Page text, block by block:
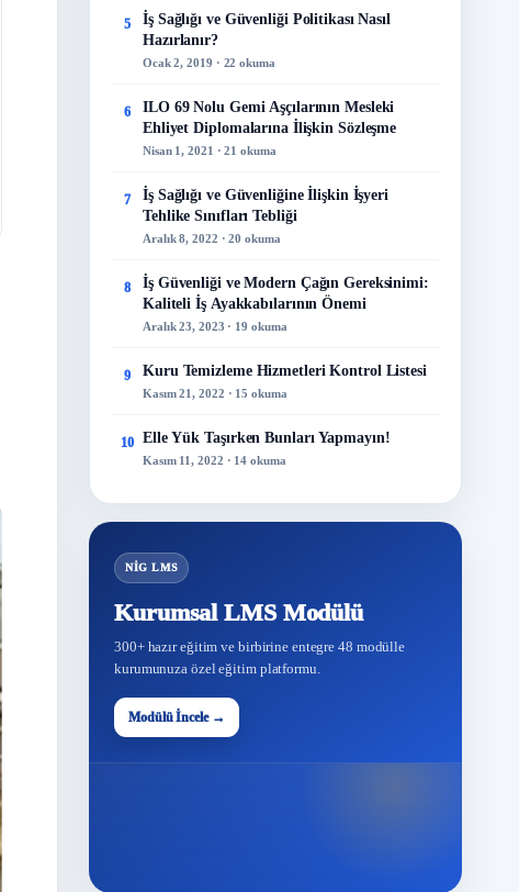
5
İş Sağlığı ve Güvenliği Politikası Nasıl
Hazırlanır?
Ocak 2, 2019 · 22 okuma
6
ILO 69 Nolu Gemi Aşçılarının Mesleki
Ehliyet Diplomalarına İlişkin Sözleşme
Nisan 1, 2021 · 21 okuma
7
İş Sağlığı ve Güvenliğine İlişkin İşyeri
Tehlike Sınıfları Tebliği
Aralık 8, 2022 · 20 okuma
8
İş Güvenliği ve Modern Çağın Gereksinimi:
Kaliteli İş Ayakkabılarının Önemi
Aralık 23, 2023 · 19 okuma
9 Kuru Temizleme Hizmetleri Kontrol Listesi
Kasım 21, 2022 · 15 okuma
10 Elle Yük Taşırken Bunları Yapmayın!
Kasım 11, 2022 · 14 okuma
NİG LMS
Kurumsal LMS Modülü
300+ hazır eğitim ve birbirine entegre 48 modülle
kurumunuza özel eğitim platformu.
Modülü İncele →
48
Modül